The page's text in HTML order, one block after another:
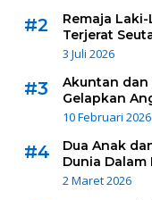
#2
Remaja
Terjerat
3 Juli 2026
#3
Akuntan dan
Gelapkan
10 Februari 2026
#4
Dua Anak
Dunia Dalam
2 Maret 2026